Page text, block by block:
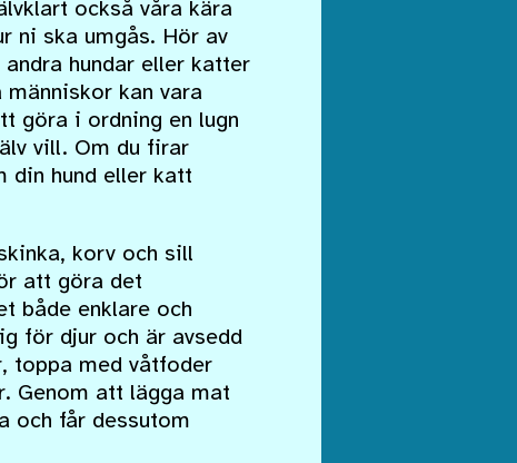
också våra kära
ni ska umgås. Hör av
hundar eller katter
kan vara
göra i ordning en lugn
vill. Om du firar
din hund eller katt
korv och sill
att göra det
både enklare och
för djur och är avsedd
toppa med våtfoder
Genom att lägga mat
och får dessutom